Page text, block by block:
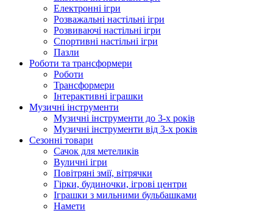
Електронні ігри
Розважальні настільні ігри
Розвиваючі настільні ігри
Спортивні настільні ігри
Пазли
Роботи та трансформери
Роботи
Трансформери
Інтерактивні іграшки
Музичні інструменти
Музичні інструменти до 3-х років
Музичні інструменти від 3-х років
Сезонні товари
Сачок для метеликів
Вуличні ігри
Повітряні змії, вітрячки
Гірки, будиночки, ігрові центри
Іграшки з мильними бульбашками
Намети